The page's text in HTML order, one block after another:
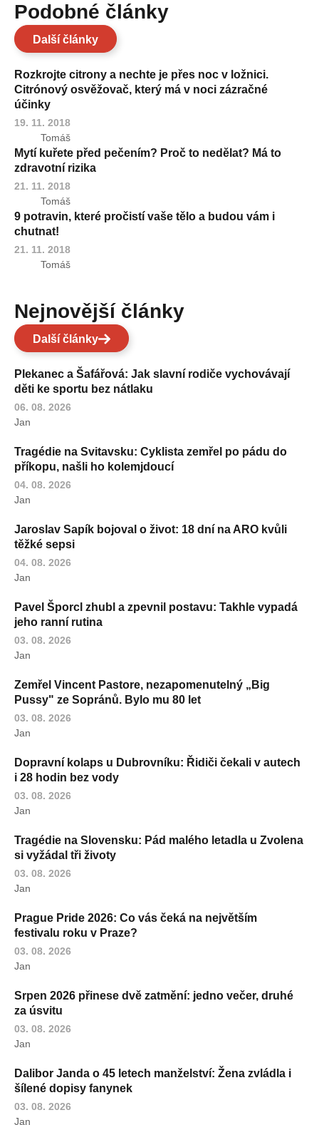
Podobné články
Další články
Rozkrojte citrony a nechte je přes noc v ložnici.
Citrónový osvěžovač, který má v noci zázračné
účinky
19. 11. 2018
Tomáš
Mytí kuřete před pečením? Proč to nedělat? Má to
zdravotní rizika
21. 11. 2018
Tomáš
9 potravin, které pročistí vaše tělo a budou vám i
chutnat!
21. 11. 2018
Tomáš
Nejnovější články
Další články
Plekanec a Šafářová: Jak slavní rodiče vychovávají
děti ke sportu bez nátlaku
06. 08. 2026
Jan
Tragédie na Svitavsku: Cyklista zemřel po pádu do
příkopu, našli ho kolemjdoucí
04. 08. 2026
Jan
Jaroslav Sapík bojoval o život: 18 dní na ARO kvůli
těžké sepsi
04. 08. 2026
Jan
Pavel Šporcl zhubl a zpevnil postavu: Takhle vypadá
jeho ranní rutina
03. 08. 2026
Jan
Zemřel Vincent Pastore, nezapomenutelný „Big
Pussy" ze Sopránů. Bylo mu 80 let
03. 08. 2026
Jan
Dopravní kolaps u Dubrovníku: Řidiči čekali v autech
i 28 hodin bez vody
03. 08. 2026
Jan
Tragédie na Slovensku: Pád malého letadla u Zvolena
si vyžádal tři životy
03. 08. 2026
Jan
Prague Pride 2026: Co vás čeká na největším
festivalu roku v Praze?
03. 08. 2026
Jan
Srpen 2026 přinese dvě zatmění: jedno večer, druhé
za úsvitu
03. 08. 2026
Jan
Dalibor Janda o 45 letech manželství: Žena zvládla i
šílené dopisy fanynek
03. 08. 2026
Jan